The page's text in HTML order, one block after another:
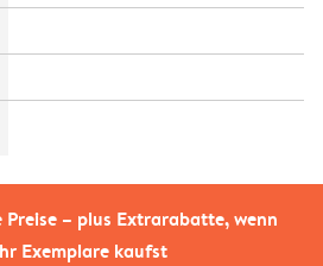
– plus Extrarabatte, wenn
Exemplare kaufst